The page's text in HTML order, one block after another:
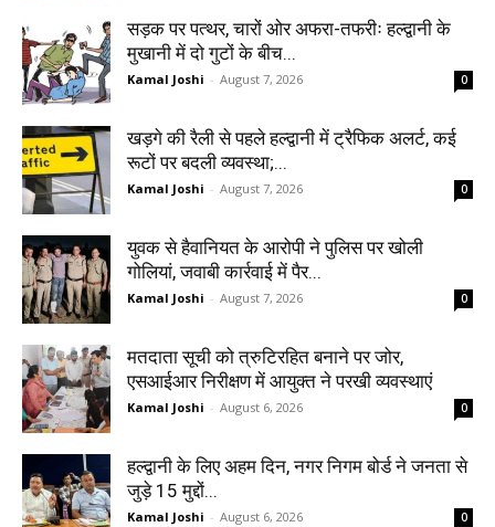
सड़क पर पत्थर, चारों ओर अफरा-तफरीः हल्द्वानी के
मुखानी में दो गुटों के बीच...
Kamal Joshi - August 7, 2026 0
खड़गे की रैली से पहले हल्द्वानी में ट्रैफिक अलर्ट, कई
रूटों पर बदली व्यवस्था;...
Kamal Joshi - August 7, 2026 0
युवक से हैवानियत के आरोपी ने पुलिस पर खोली
गोलियां, जवाबी कार्रवाई में पैर...
Kamal Joshi - August 7, 2026 0
मतदाता सूची को त्रुटिरहित बनाने पर जोर,
एसआईआर निरीक्षण में आयुक्त ने परखी व्यवस्थाएं
Kamal Joshi - August 6, 2026 0
हल्द्वानी के लिए अहम दिन, नगर निगम बोर्ड ने जनता से
जुड़े 15 मुद्दों...
Kamal Joshi - August 6, 2026 0